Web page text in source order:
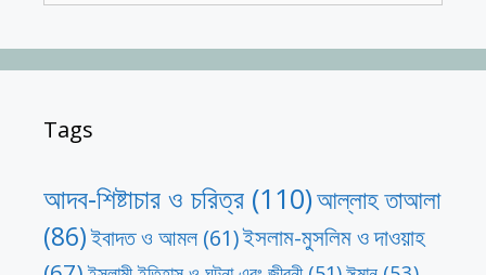
Tags
আদব-শিষ্টাচার ও চরিত্র (110)আল্লাহ তাআলা
(86)ইবাদত ও আমল(61)ইসলাম-মুসলিম ও দাওয়াহ